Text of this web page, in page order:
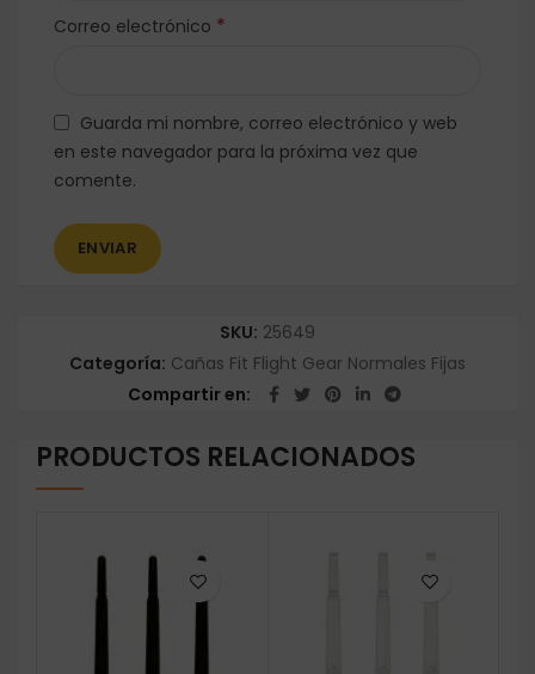
Correo electrónico *
Guarda mi nombre, correo electrónico y web
en este navegador para la próxima vez que
comente.
SKU: 25649
Categoría: Cañas Fit Flight Gear Normales Fijas
Compartir en
PRODUCTOS RELACIONADOS